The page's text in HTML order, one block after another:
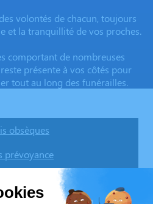
volontés de chacun, toujours
et la tranquillité de vos proches.
comportant de nombreuses
présente à vos côtés pour
tout au long des funérailles.
obsèques
prévoyance